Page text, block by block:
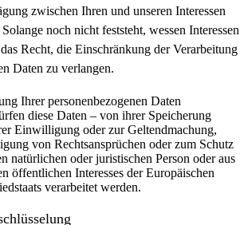
zwischen Ihren und unseren Interessen
noch nicht feststeht, wessen Interessen
Recht, die Einschränkung der Verarbeitung
Daten zu verlangen.
Ihrer personenbezogenen Daten
diese Daten – von ihrer Speicherung
Einwilligung oder zur Geltendmachung,
von Rechtsansprüchen oder zum Schutz
natürlichen oder juristischen Person oder aus
öffentlichen Interesses der Europäischen
verarbeitet werden.